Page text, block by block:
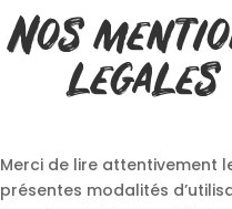
Nos
legales
Merci de lire attentivement
présentes modalités